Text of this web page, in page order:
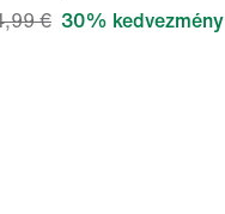
€ 30% kedvezmény